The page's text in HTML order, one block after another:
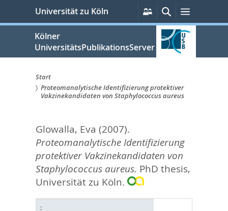
springen
Universität zu Köln
Persönliche
Services
SucheMenü
Kölner
UniversitätsPublikationsServer
Sie
hier:
Start
Proteomanalytische Identifizierung protektiver
Vakzinekandidaten von Staphylococcus aureus
Glowalla, Eva (2007).
Proteomanalytische Identifizierung
protektiver Vakzinekandidaten von
Staphylococcus aureus. PhD thesis,
Universität zu Köln.